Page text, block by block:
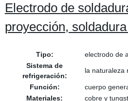
Electrodo de
proyección,
Tipo:
electrodo de
Sistema de
refrigeración:
la naturaleza
Función:
cuerpo
Materiales:
cobre y